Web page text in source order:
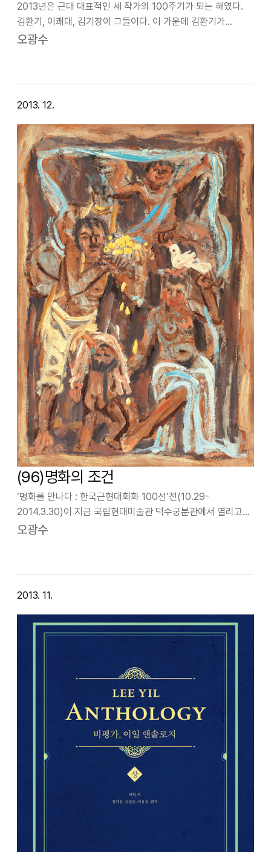
2013년은 근대 대표적인 세 작가의 100주기가 되는 해였다.
김환기, 이쾌대, 김기창이 그들이다. 이 가운데 김환기가
환기미술관에서 100주기전을 가진 것 외에는 이쾌대가
오광수
2013. 12.
(96)명화의 조건
‘명화를 만나다 : 한국근현대회화 100선’전(10.29-
2014.3.30)이 지금 국립현대미술관 덕수궁분관에서 열리고
있다. 1920년대에서 1970년대에 이르는 시간대에 창작된
오광수
2013. 11.